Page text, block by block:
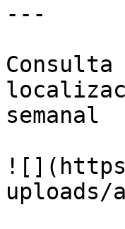
---
semanal
uploads/